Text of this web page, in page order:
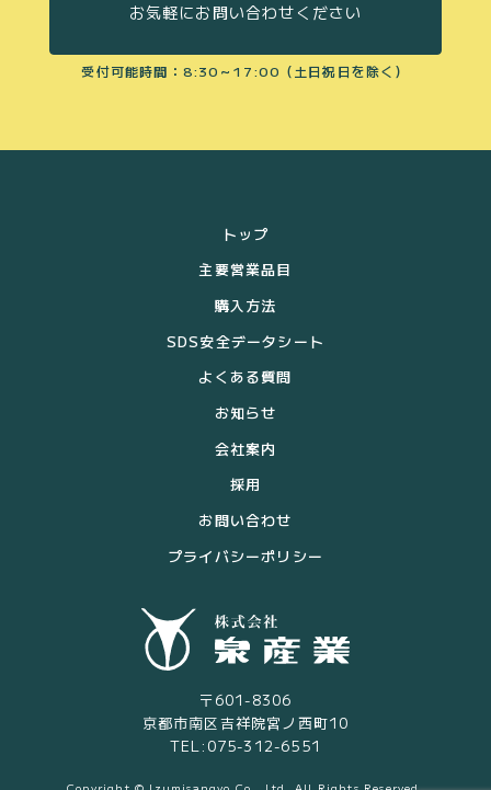
お気軽にお問い合わせください
受付可能時間：8:30～17:00（土日祝日を除く）
トップ
主要営業品目
購入方法
SDS安全データシート
よくある質問
お知らせ
会社案内
採用
お問い合わせ
プライバシーポリシー
〒601-8306
京都市南区吉祥院宮ノ西町10
TEL:075-312-6551